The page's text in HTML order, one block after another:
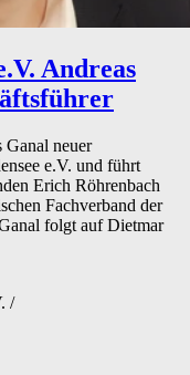
Andreas
Ganal neuer
e.V. und führt
Erich Röhrenbach
Fachverband der
folgt auf Dietmar
/